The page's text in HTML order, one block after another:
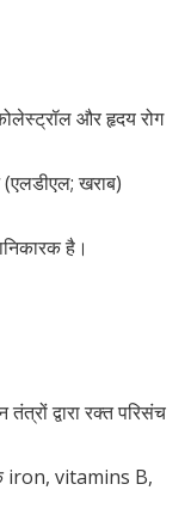
और हृदय रोग
खराब)
है।
द्वारा रक्त परिसंच
iron, vitamins B,